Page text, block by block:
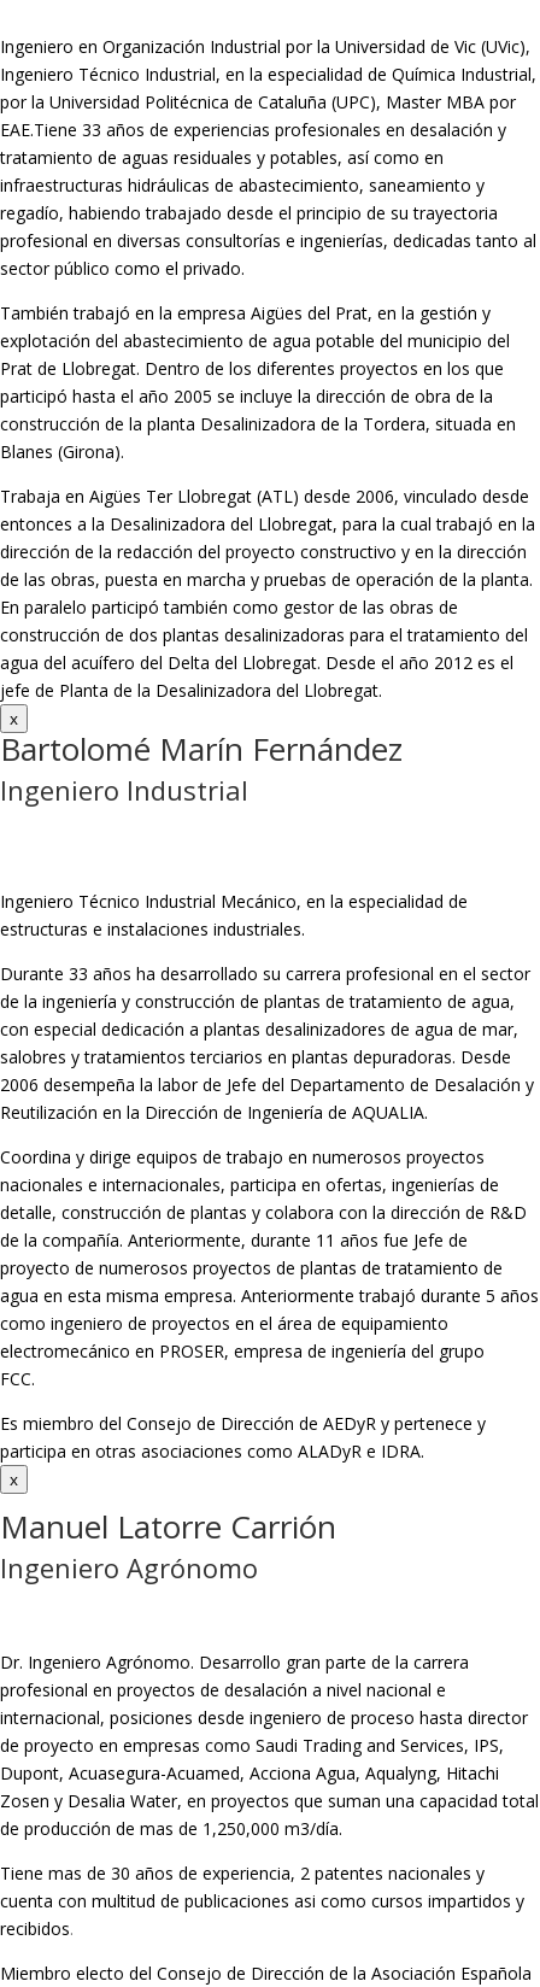
Ingeniero en Organización Industrial por la Universidad de Vic (UVic),
Ingeniero Técnico Industrial, en la especialidad de Química Industrial,
por la Universidad Politécnica de Cataluña (UPC), Master MBA por
EAE.Tiene 33 años de experiencias profesionales en desalación y
tratamiento de aguas residuales y potables, así como en
infraestructuras hidráulicas de abastecimiento, saneamiento y
regadío, habiendo trabajado desde el principio de su trayectoria
profesional en diversas consultorías e ingenierías, dedicadas tanto al
sector público como el privado.
También trabajó en la empresa Aigües del Prat, en la gestión y
explotación del abastecimiento de agua potable del municipio del
Prat de Llobregat. Dentro de los diferentes proyectos en los que
participó hasta el año 2005 se incluye la dirección de obra de la
construcción de la planta Desalinizadora de la Tordera, situada en
Blanes (Girona).
Trabaja en Aigües Ter Llobregat (ATL) desde 2006, vinculado desde
entonces a la Desalinizadora del Llobregat, para la cual trabajó en la
dirección de la redacción del proyecto constructivo y en la dirección
de las obras, puesta en marcha y pruebas de operación de la planta.
En paralelo participó también como gestor de las obras de
construcción de dos plantas desalinizadoras para el tratamiento del
agua del acuífero del Delta del Llobregat. Desde el año 2012 es el
jefe de Planta de la Desalinizadora del Llobregat.
x
Bartolomé Marín Fernández
Ingeniero Industrial
Ingeniero Técnico Industrial Mecánico, en la especialidad de
estructuras e instalaciones industriales.
Durante 33 años ha desarrollado su carrera profesional en el sector
de la ingeniería y construcción de plantas de tratamiento de agua,
con especial dedicación a plantas desalinizadores de agua de mar,
salobres y tratamientos terciarios en plantas depuradoras. Desde
2006 desempeña la labor de Jefe del Departamento de Desalación y
Reutilización en la Dirección de Ingeniería de AQUALIA.
Coordina y dirige equipos de trabajo en numerosos proyectos
nacionales e internacionales, participa en ofertas, ingenierías de
detalle, construcción de plantas y colabora con la dirección de R&D
de la compañía. Anteriormente, durante 11 años fue Jefe de
proyecto de numerosos proyectos de plantas de tratamiento de
agua en esta misma empresa. Anteriormente trabajó durante 5 años
como ingeniero de proyectos en el área de equipamiento
electromecánico en PROSER, empresa de ingeniería del grupo
FCC.
Es miembro del Consejo de Dirección de AEDyR y pertenece y
participa en otras asociaciones como ALADyR e IDRA.
x
Manuel Latorre Carrión
Ingeniero Agrónomo
Dr. Ingeniero Agrónomo. Desarrollo gran parte de la carrera
profesional en proyectos de desalación a nivel nacional e
internacional, posiciones desde ingeniero de proceso hasta director
de proyecto en empresas como Saudi Trading and Services, IPS,
Dupont, Acuasegura-Acuamed, Acciona Agua, Aqualyng, Hitachi
Zosen y Desalia Water, en proyectos que suman una capacidad total
de producción de mas de 1,250,000 m3/día.
Tiene mas de 30 años de experiencia, 2 patentes nacionales y
cuenta con multitud de publicaciones asi como cursos impartidos y
recibidos.
Miembro electo del Consejo de Dirección de la Asociación Española